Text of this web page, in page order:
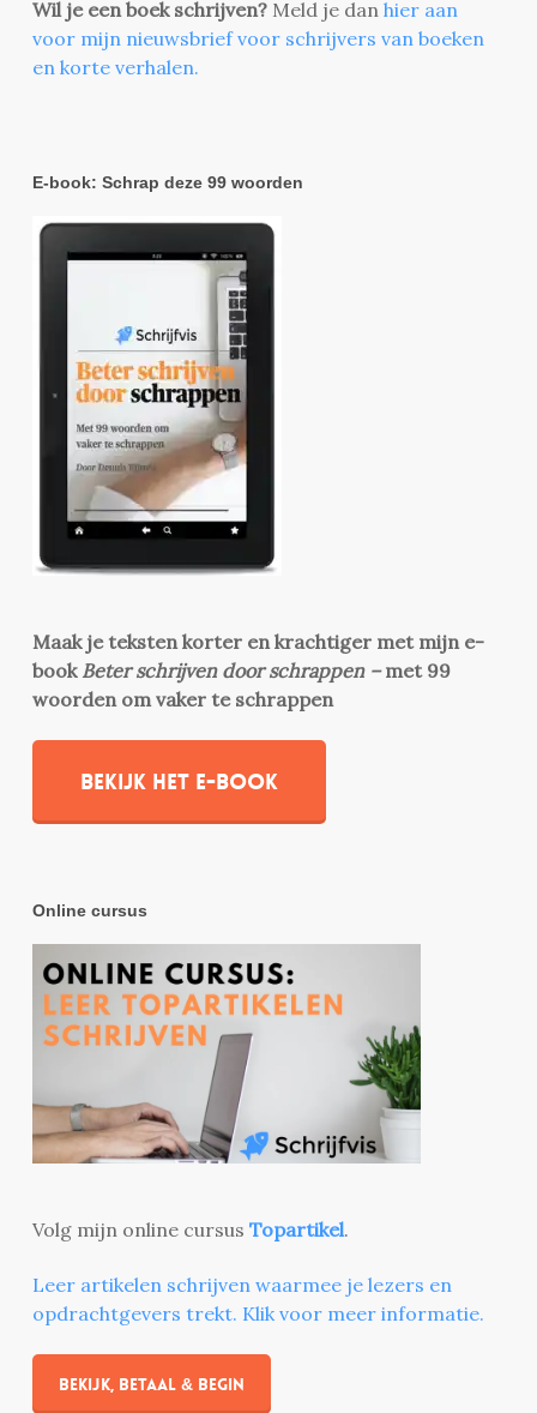
Wil je een boek schrijven? Meld je dan hier aan
voor mijn nieuwsbrief voor schrijvers van boeken
en korte verhalen.
E-book: Schrap deze 99 woorden
Maak je teksten korter en krachtiger met mijn e-
book Beter schrijven door schrappen –met 99
woorden om vaker te schrappen
Bekijk het e-book
Online cursus
Volg mijn online cursus Topartikel.
Leer artikelen schrijven waarmee je lezers en
opdrachtgevers trekt. Klik voor meer informatie.
Bekijk, betaal & begin